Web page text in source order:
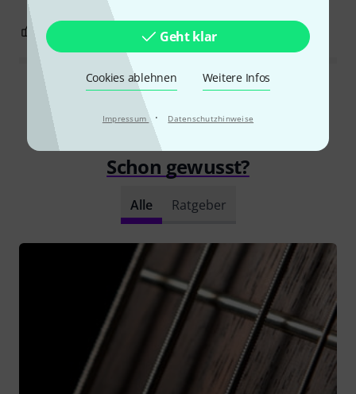
Geht klar
Cookies ablehnen Weitere Infos
Impressum · Datenschutzhinweise
BEWERTUNG MELDEN
Alle Bewertungen lesen
Schon gewusst?
Alle Ratgeber